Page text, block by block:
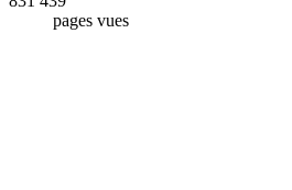
pages vues